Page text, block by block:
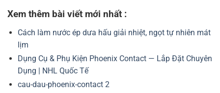
Xem thêm bài viết mới nhất :
Cách làm nước ép dưa hấu giải nhiệt, ngọt tự nhiên mát
lịm
Dụng Cụ & Phụ Kiện Phoenix Contact — Lắp Đặt Chuyên
Dụng | NHL Quốc Tế
cau-dau-phoenix-contact 2